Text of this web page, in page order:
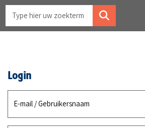
Login
E-mail / Gebruikersnaam